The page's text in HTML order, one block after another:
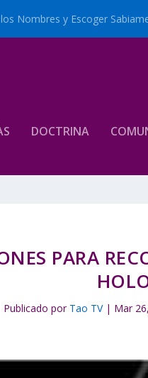
Nombres y Escoger
DOCTRINA
PARA
Publicado por Tao TV| Mar